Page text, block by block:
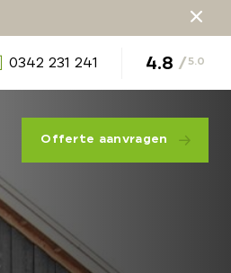
0342 231 241 4.8 /5.0
Offerte aanvragen